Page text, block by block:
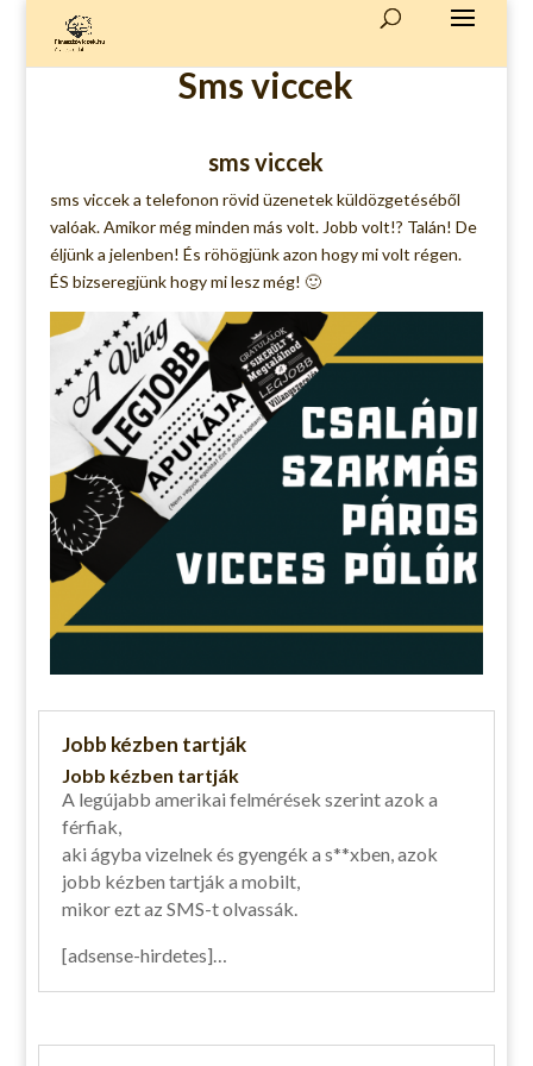
Sms viccek
sms viccek
sms viccek a telefonon rövid üzenetek küldözgetéséből
valóak. Amikor még minden más volt. Jobb volt!? Talán! De
éljünk a jelenben! És röhögjünk azon hogy mi volt régen.
ÉS bizseregjünk hogy mi lesz még! 🙂
Jobb kézben tartják
Jobb kézben tartják
A legújabb amerikai felmérések szerint azok a
férfiak,
aki ágyba vizelnek és gyengék a s**xben, azok
jobb kézben tartják a mobilt,
mikor ezt az SMS-t olvassák.
[adsense-hirdetes]…